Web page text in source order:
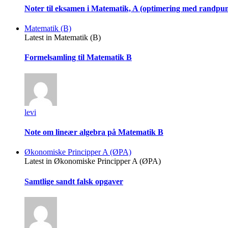
Noter til eksamen i Matematik, A (optimering med
Matematik (B)
Latest in Matematik (B)
Formelsamling til Matematik B
levi
Note om lineær algebra på Matematik B
Økonomiske Principper A (ØPA)
Latest in Økonomiske Principper A (ØPA)
Samtlige sandt falsk opgaver